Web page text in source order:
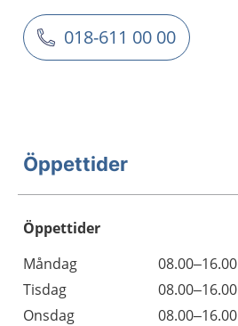
018-611 00 00
Öppettider
Öppettider
Dag
Öppettider
Kommentarer
Måndag
08.00–16.00
Tisdag
08.00–16.00
Onsdag
08.00–16.00